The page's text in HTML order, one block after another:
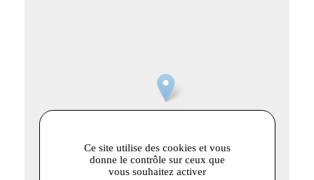
Ce site utilise des cookies et vous
donne le contrôle sur ceux que
vous souhaitez activer